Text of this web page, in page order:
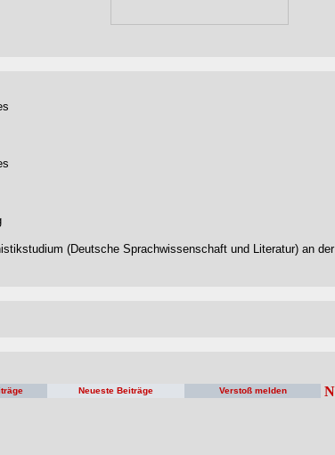
(Deutsche Sprachwissenschaft und Literatur) an der
Neueste Beiträge Verstoß melden